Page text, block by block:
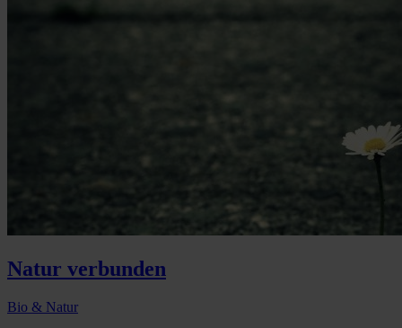
Natur verbunden
Bio & Natur